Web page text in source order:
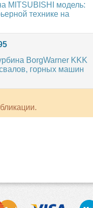
MITSUBISHI модель:
технике на
BorgWarner KKK
горных машин